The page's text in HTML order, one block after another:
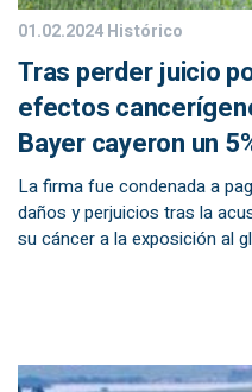
01.02.2024Histórico
Tras perder juicio
efectos
Bayer cayeron un
La firma fue condenada a
daños y perjuicios tras la
su cáncer a la exposición al